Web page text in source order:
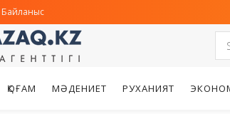
Байланыс
ҚОҒАМ МӘДЕНИЕТ РУХАНИЯТ